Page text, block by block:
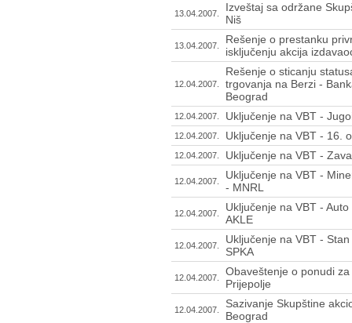
13.04.2007.
Izveštaj sa održane
Niš
13.04.2007.
Rešenje o prestanku
isključenju akcija
12.04.2007.
Rešenje o sticanju
trgovanja na Berzi -
Beograd
12.04.2007. Uključenje na VBT -
12.04.2007. Uključenje na VBT - 16.
12.04.2007. Uključenje na VBT -
12.04.2007.
Uključenje na VBT -
- MNRL
12.04.2007.
Uključenje na VBT -
AKLE
12.04.2007.
Uključenje na VBT -
SPKA
12.04.2007.
Obaveštenje o ponudi
Prijepolje
12.04.2007.
Sazivanje Skupštine
Beograd